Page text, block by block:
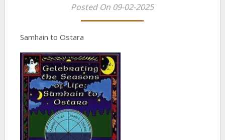
Posted On 09-02-2025
Samhain to Ostara